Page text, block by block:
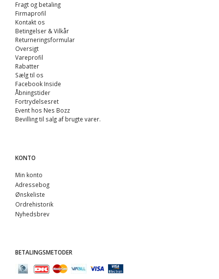
Fragt og betaling
Firmaprofil
Kontakt os
Betingelser & Vilkår
Returneringsformular
Oversigt
Vareprofil
Rabatter
Sælg til os
Facebook Inside
Åbningstider
Fortrydelsesret
Event hos Nes Bozz
Bevilling til salg af brugte varer.
KONTO
Min konto
Adressebog
Ønskeliste
Ordrehistorik
Nyhedsbrev
BETALINGSMETODER